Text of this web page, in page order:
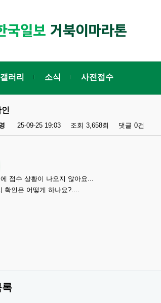
갤러리 소식 사전접수
25-09-25 19:03 조회 3,658회 댓글 0건
접수 상황이 나오지 않아요...
확인은 어떻게 하나요?....
록